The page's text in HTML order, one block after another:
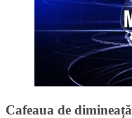
Cafeaua de dimineață